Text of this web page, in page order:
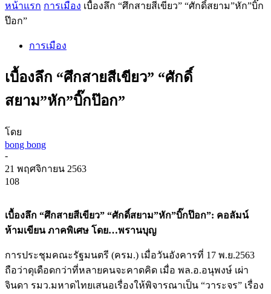
หน้าแรก การเมือง เบื้องลึก “ศึกสายสีเขียว” “ศักดิ์สยาม”หัก”บิ๊ก
ป๊อก”
การเมือง
เบื้องลึก “ศึกสายสีเขียว” “ศักดิ์
สยาม”หัก”บิ๊กป๊อก”
โดย
bong bong
-
21 พฤศจิกายน 2563
108
เบื้องลึก “ศึกสายสีเขียว” “ศักดิ์สยาม”หัก”บิ๊กป๊อก”: คอลัมน์
ห้ามเขียน ภาคพิเศษ โดย…พรานบุญ
การประชุมคณะรัฐมนตรี (ครม.) เมื่อวันอังคารที่ 17 พ.ย.2563
ถือว่าดุเดือดกว่าที่หลายคนจะคาดคิด เมื่อ พล.อ.อนุพงษ์ เผ่า
จินดา รมว.มหาดไทยเสนอเรื่องให้พิจารณาเป็น “วาระจร” เรื่อง